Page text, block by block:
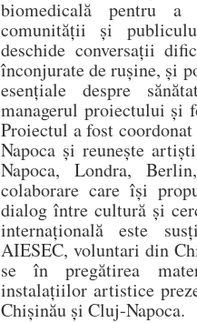
biomedicală pentru a
comunității și
deschide conversații
înconjurate de rușine, și
esențiale despre
managerul proiectului și
Proiectul a fost
Napoca și reunește
Napoca, Londra,
colaborare care își
dialog între cultură și
internațională este
AIESEC, voluntari din
se în pregătirea
instalațiilor artistice
Chișinău și Cluj-Napoca.